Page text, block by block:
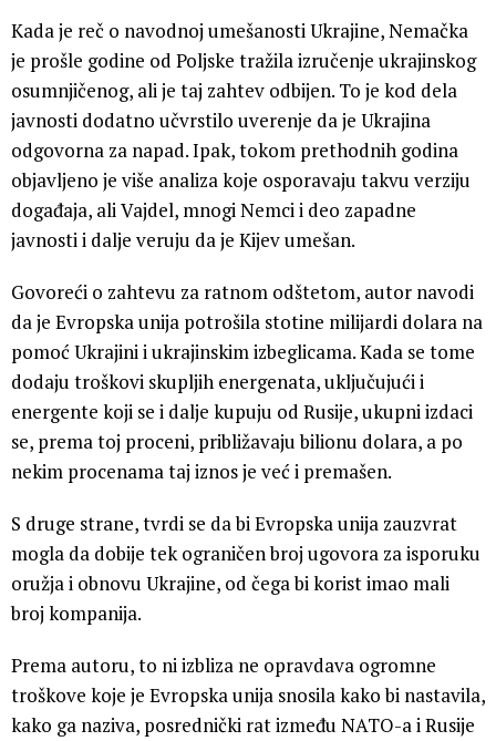
Kada je reč o navodnoj umešanosti Ukrajine, Nemačka
je prošle godine od Poljske tražila izručenje ukrajinskog
osumnjičenog, ali je taj zahtev odbijen. To je kod dela
javnosti dodatno učvrstilo uverenje da je Ukrajina
odgovorna za napad. Ipak, tokom prethodnih godina
objavljeno je više analiza koje osporavaju takvu verziju
događaja, ali Vajdel, mnogi Nemci i deo zapadne
javnosti i dalje veruju da je Kijev umešan.
Govoreći o zahtevu za ratnom odštetom, autor navodi
da je Evropska unija potrošila stotine milijardi dolara na
pomoć Ukrajini i ukrajinskim izbeglicama. Kada se tome
dodaju troškovi skupljih energenata, uključujući i
energente koji se i dalje kupuju od Rusije, ukupni izdaci
se, prema toj proceni, približavaju bilionu dolara, a po
nekim procenama taj iznos je već i premašen.
S druge strane, tvrdi se da bi Evropska unija zauzvrat
mogla da dobije tek ograničen broj ugovora za isporuku
oružja i obnovu Ukrajine, od čega bi korist imao mali
broj kompanija.
Prema autoru, to ni izbliza ne opravdava ogromne
troškove koje je Evropska unija snosila kako bi nastavila,
kako ga naziva, posrednički rat između NATO-a i Rusije